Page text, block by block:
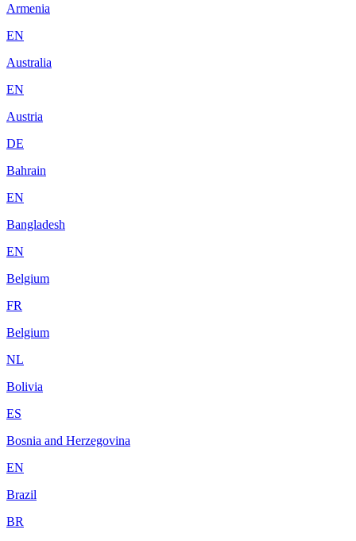
Armenia
EN
Australia
EN
Austria
DE
Bahrain
EN
Bangladesh
EN
Belgium
FR
Belgium
NL
Bolivia
ES
Bosnia and Herzegovina
EN
Brazil
BR